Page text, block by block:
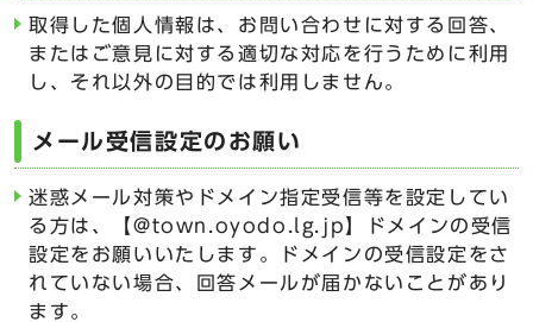
取得した個人情報は、お問い合わせに対する回答、
またはご意見に対する適切な対応を行うために利用
し、それ以外の目的では利用しません。
メール受信設定のお願い
迷惑メール対策やドメイン指定受信等を設定してい
る方は、【@town.oyodo.lg.jp】ドメインの受信
設定をお願いいたします。ドメインの受信設定をさ
れていない場合、回答メールが届かないことがあり
ます。